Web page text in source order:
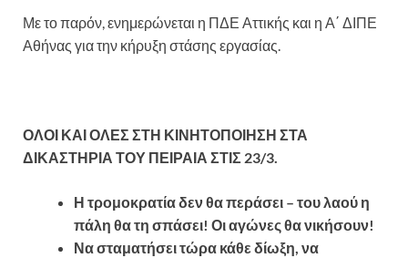
Με το παρόν, ενημερώνεται η ΠΔΕ Αττικής και η Α΄ ΔΙΠΕ
Αθήνας για την κήρυξη στάσης εργασίας.
ΟΛΟΙ ΚΑΙ ΟΛΕΣ ΣΤΗ ΚΙΝΗΤΟΠΟΙΗΣΗ ΣΤΑ
ΔΙΚΑΣΤΗΡΙΑ ΤΟΥ ΠΕΙΡΑΙΑ ΣΤΙΣ 23/3.
Η τρομοκρατία δεν θα περάσει – του λαού η
πάλη θα τη σπάσει! Οι αγώνες θα νικήσουν!
Να σταματήσει τώρα κάθε δίωξη, να